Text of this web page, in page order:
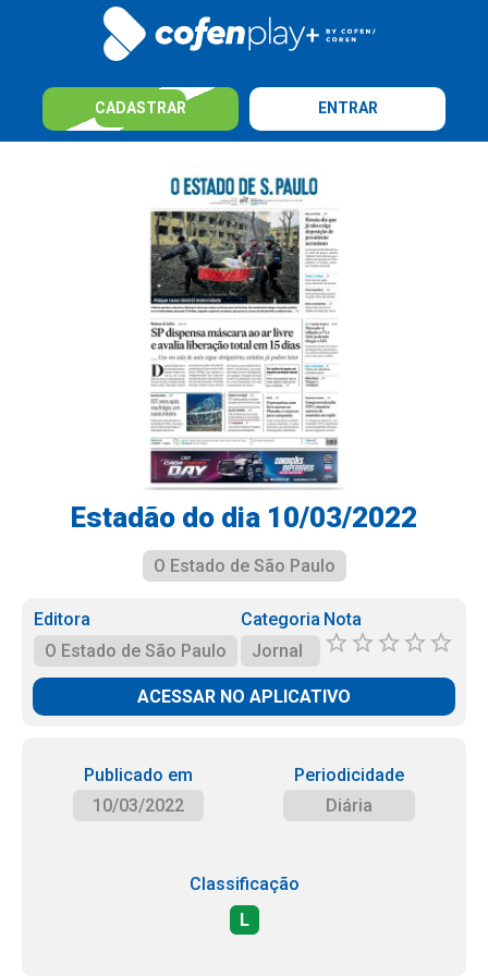
CADASTRAR ENTRAR
Estadão do dia 10/03/2022
O Estado de São Paulo
Editora
O Estado de São Paulo
Categoria
Jornal
Nota
ACESSAR NO APLICATIVO
Publicado em
10/03/2022
Periodicidade
Diária
Classificação
L